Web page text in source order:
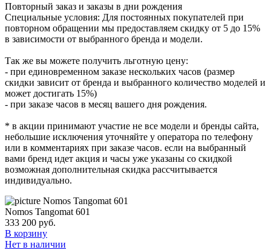
Повторный заказ и заказы в дни рождения
Специальные условия: Для постоянных покупателей при
повторном обращении мы предоставляем скидку от 5 до 15%
в зависимости от выбранного бренда и модели.
Так же вы можете получить льготную цену:
- при единовременном заказе нескольких часов (размер
скидки зависит от бренда и выбранного количество моделей и
может достигать 15%)
- при заказе часов в месяц вашего дня рождения.
* в акции принимают участие не все модели и бренды сайта,
небольшие исключения уточняйте у оператора по телефону
или в комментариях при заказе часов. если на выбранный
вами бренд идет акция и часы уже указаны со скидкой
возможная дополнительная скидка рассчитывается
индивидуально.
Nomos Tangomat 601
333 200 руб.
В корзину
Нет в наличии